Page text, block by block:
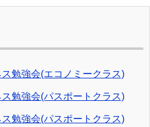
勉強会(エコノミークラス)
勉強会(パスポートクラス)
勉強会(パスポートクラス)